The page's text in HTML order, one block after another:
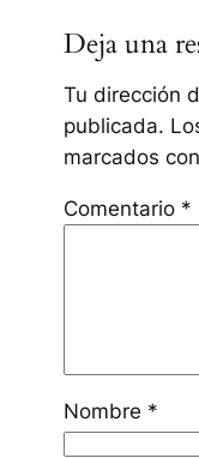
Deja una
Tu dirección
publicada.
marcados con
Comentario *
Nombre *